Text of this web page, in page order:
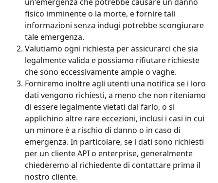
un'emergenza che potrebbe causare un danno
fisico imminente o la morte, e fornire tali
informazioni senza indugi potrebbe scongiurare
tale emergenza.
Valutiamo ogni richiesta per assicurarci che sia
legalmente valida e possiamo rifiutare richieste
che sono eccessivamente ampie o vaghe.
Forniremo inoltre agli utenti una notifica se i loro
dati vengono richiesti, a meno che non riteniamo
di essere legalmente vietati dal farlo, o si
applichino altre rare eccezioni, inclusi i casi in cui
un minore è a rischio di danno o in caso di
emergenza. In particolare, se i dati sono richiesti
per un cliente API o enterprise, generalmente
chiederemo al richiedente di contattare prima il
nostro cliente.